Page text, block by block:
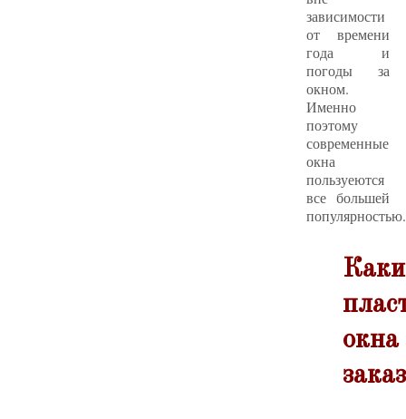
зависимости
от времени
года и
погоды за
окном.
Именно
поэтому
современные
окна
пользуеются
все большей
популярностью.
окна